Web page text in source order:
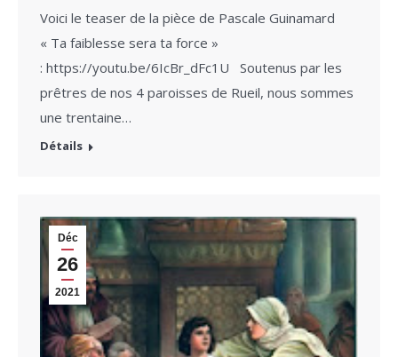
Voici le teaser de la pièce de Pascale Guinamard
« Ta faiblesse sera ta force »
: https://youtu.be/6IcBr_dFc1U Soutenus par les
prêtres de nos 4 paroisses de Rueil, nous sommes
une trentaine…
Détails
Déc
26
2021